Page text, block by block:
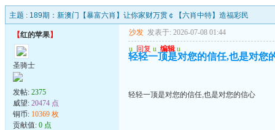
主题 : 189期：新澳门【暴富六肖】让你家财万贯￠【六肖中特】造福彩民
【红的苹果】
圣骑士
发帖: 2375
威望: 20474 点
铜币: 10369 枚
贡献值: 0 点
沙发 发表于: 2026-07-08 01:44
u 回复 u 编辑 u
轻轻一顶是对您的信任,也是对您
轻轻一顶是对您的信任,也是对您的信心